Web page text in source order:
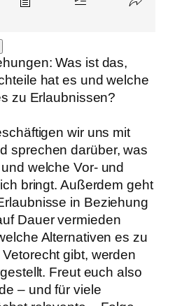
Was ist das,
hat es und welche
zu Erlaubnissen?
wir uns mit
sprechen darüber, was
welche Vor- und
bringt. Außerdem geht
in Beziehung
Dauer vermieden
Alternativen es zu
gibt, werden
Freut euch also
– und für viele